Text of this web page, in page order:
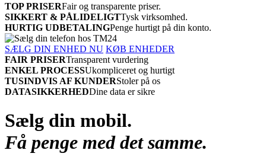
TOP PRISERFair og transparente priser.
SIKKERT & PÅLIDELIGTTysk virksomhed.
HURTIG UDBETALINGPenge hurtigt på din konto.
SÆLG DIN ENHED NU KØB ENHEDER
FAIR PRISERTransparent vurdering
ENKEL PROCESSUkompliceret og hurtigt
TUSINDVIS AF KUNDERStoler på os
DATASIKKERHEDDine data er sikre
Sælg din mobil.
Få penge med det samme.